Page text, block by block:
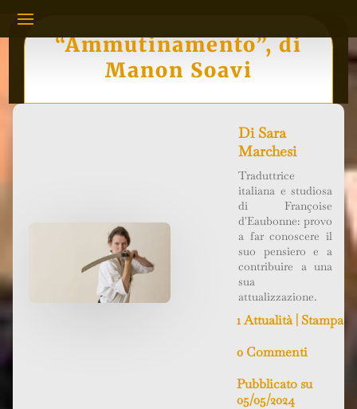
“Ammutinamento”, di
Manon Soavi
Di Sara
Marchesi
Traduttrice
italiana e studiosa
di Françoise
d'Eaubonne: provo
a far conoscere il
suo pensiero e a
contribuire a una
sua
attualizzazione.
1 Attualità| Stampa
0 Commenti
Pubblicato su
05/05/2024